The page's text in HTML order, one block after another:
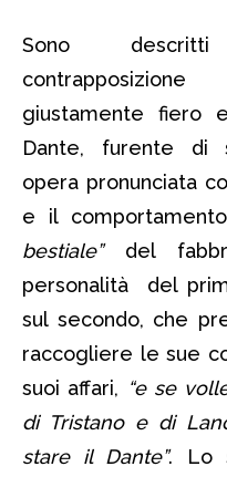
Sono
giustamente fiero
Dante, furente di
opera pronunciata
e il
bestiale”del
personalità del
sul secondo, che
raccogliere le sue
suoi affari, “e se
di Tristano e di
stare il Dante”. Lo